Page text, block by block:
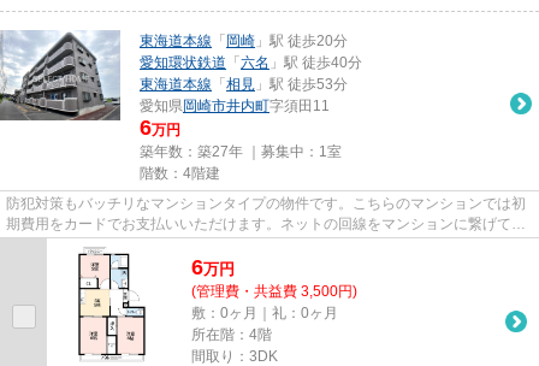
東海道本線 「 岡崎 」駅 徒歩20分
愛知環状鉄道 「 六名 」駅 徒歩40分
東海道本線 「 相見 」駅 徒歩53分
愛知県岡崎市井内町字須田11
6万円
築年数：築27年 ｜募集中： 1室
階数：4階建
防犯対策もバッチリなマンションタイプの物件です。こちらのマンションでは初
期費用をカードでお支払いいただけます。ネットの回線をマンションに繋げてい
ます、パソコン使用可。こだ...
6万円
(管理費・共益費 3,500円)
敷：0ヶ月｜礼：0ヶ月
所在階：4階
間取り：3DK